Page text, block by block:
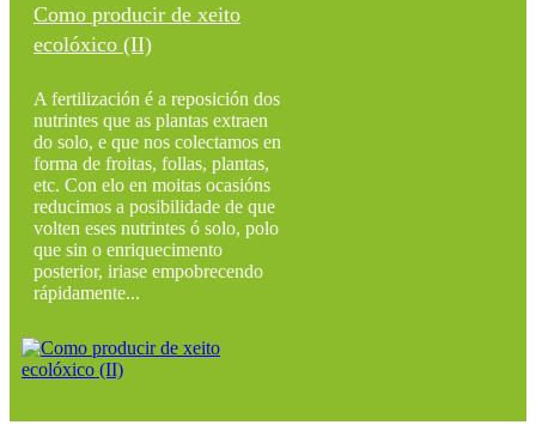
Como producir de xeito
ecolóxico (II)
A fertilización é a reposición dos
nutrintes que as plantas extraen
do solo, e que nos colectamos en
forma de froitas, follas, plantas,
etc. Con elo en moitas ocasións
reducimos a posibilidade de que
volten eses nutrintes ó solo, polo
que sin o enriquecimento
posterior, iriase empobrecendo
rápidamente...